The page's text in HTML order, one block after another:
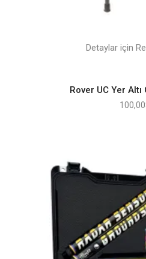
Detaylar için
Rover UC Yer
100,00